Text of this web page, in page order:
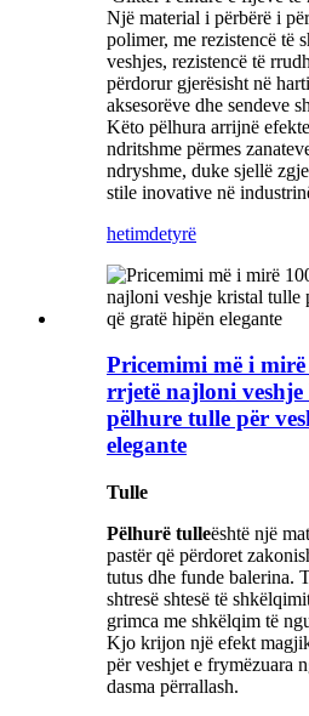
Një material i përbërë i
polimer, me rezistencë të
veshjes, rezistencë të
përdorur gjerësisht në
aksesorëve dhe sendeve
Këto pëlhura arrijnë
ndritshme përmes
ndryshme, duke sjellë
stile inovative në
hetimdetyrë
Pricemimi më i
rrjetë najloni
pëlhure tulle për
elegante
Tulle
Pëlhurë tulleështë një
pastër që përdoret
tutus dhe funde balerina.
shtresë shtesë të
grimca me shkëlqim të
Kjo krijon një efekt
për veshjet e frymëzuara
dasma përrallash.